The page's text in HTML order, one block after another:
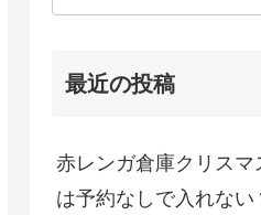
最近の投稿
赤レンガ倉庫クリス
は予約なしで入れない